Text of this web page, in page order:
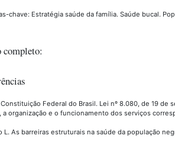
chave: Estratégia saúde da família. Saúde bucal.
completo:
Constituição Federal do Brasil. Lei nº 8.080, de 19
a organização e o funcionamento dos serviços
L. As barreiras estruturais na saúde da população